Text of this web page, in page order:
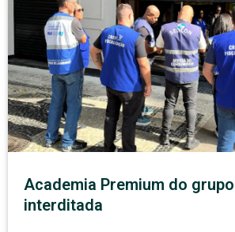
Academia Premium do
interditada